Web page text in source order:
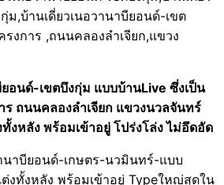
อนด์-เขตบึงกุ่ม แบบบ้านLive ซึ่งเป็น
ถนนคลองลำเจียก แขวงนวลจันทร์
งหลัง พร้อมเข้าอยู่ โปร่งโล่ง ไม่อึดอัด
นาบียอนด์-เกษตร-นวมินทร์-แบบ
งทั้งหลัง พร้อมเข้าอยู่ Typeใหญ่สุดใน